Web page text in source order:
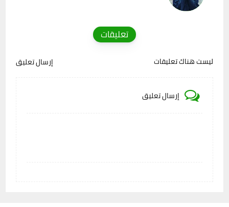
تعليقات
ليست هناك تعليقات إرسال تعليق
إرسال تعليق